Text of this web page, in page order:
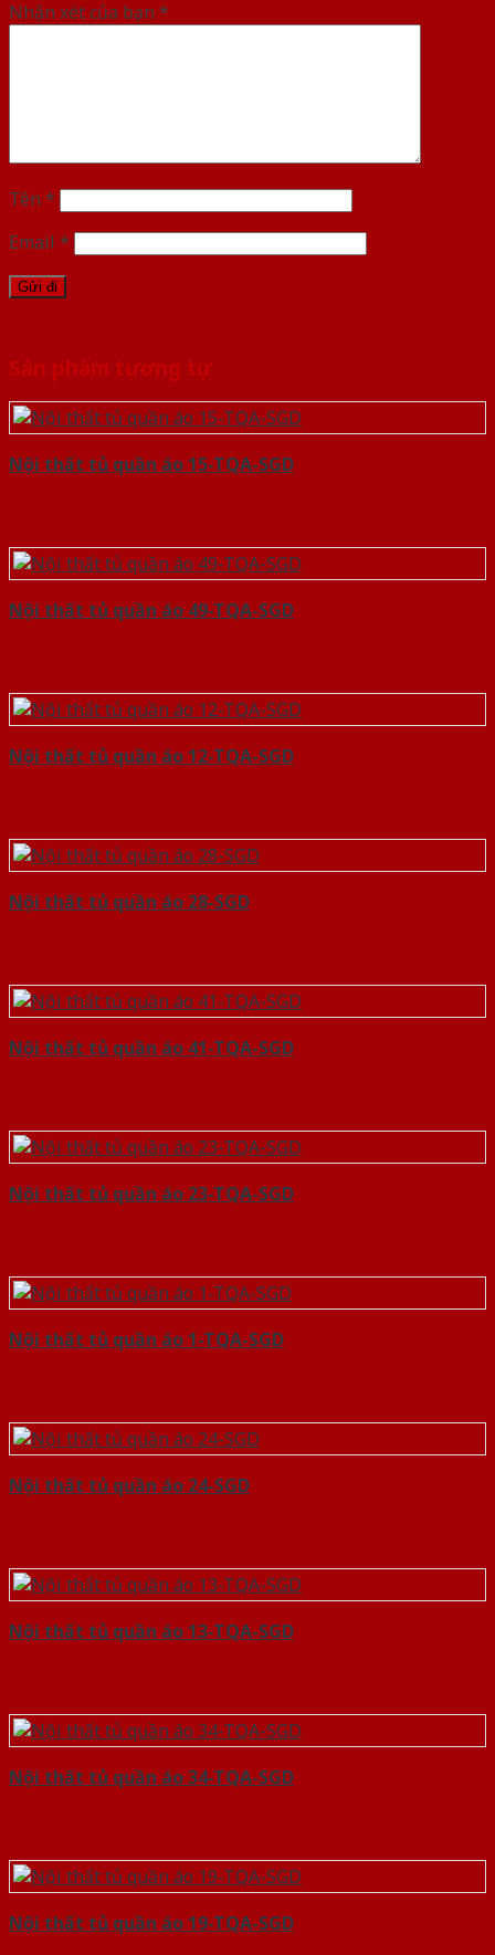
Nhận xét của bạn *
Tên *
Email *
Sản phẩm tương tự
Nội thất tủ quần áo 15-TQA-SGD
Nội thất tủ quần áo 49-TQA-SGD
Nội thất tủ quần áo 12-TQA-SGD
Nội thất tủ quần áo 28-SGD
Nội thất tủ quần áo 41-TQA-SGD
Nội thất tủ quần áo 23-TQA-SGD
Nội thất tủ quần áo 1-TQA-SGD
Nội thất tủ quần áo 24-SGD
Nội thất tủ quần áo 13-TQA-SGD
Nội thất tủ quần áo 34-TQA-SGD
Nội thất tủ quần áo 19-TQA-SGD